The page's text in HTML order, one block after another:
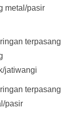
metal/pasir
terpasang
jatiwangi
terpasang
pasir